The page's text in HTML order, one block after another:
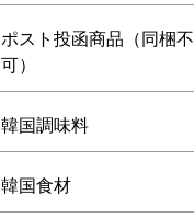
ポスト投函商品（同梱不
可）
韓国調味料
韓国食材